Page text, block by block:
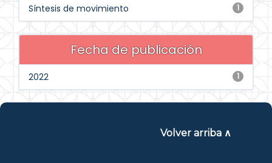
1
Síntesis de movimiento
Fecha de publicación
1
2022
Volver arriba ∧